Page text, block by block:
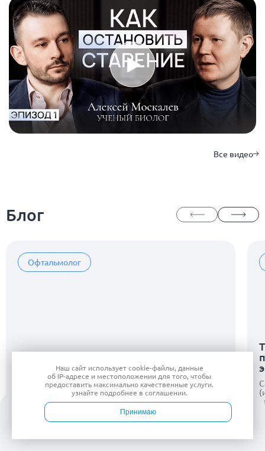
Все видео
Блог
Офтальмолог
Методы коррекции зрения
На что опираться при выборе метода коррекции
Наш сайт используетcookie-файлы, данные
об IP-адресе и местоположении для того, чтобы
предоставить максимально качественные услуги.
узнайте подробнее в соглашении.
Принимаю